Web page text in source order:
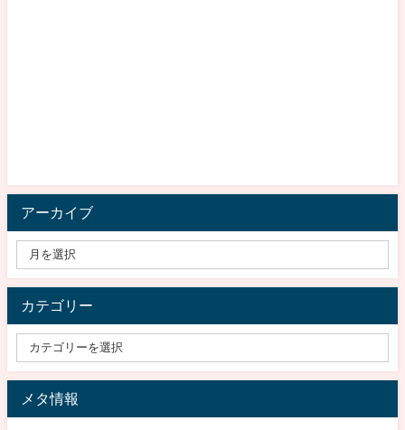
アーカイブ
カテゴリー
メタ情報